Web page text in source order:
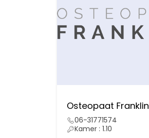
Osteopaat Franklin
06-31771574
Kamer : 1.10